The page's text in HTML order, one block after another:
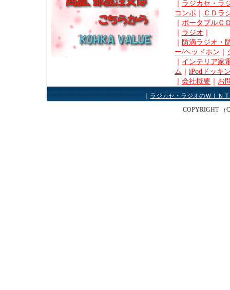
｜ ラジカセ・ラ
コンポ ｜ ＣＤラ
｜ ポータブルＣ
｜ ラジオ ｜
｜ 防滴ラジオ・
ー/ヘッドホン ｜
｜ インテリア家
ム ｜ iPodドッキ
｜ 会社概要 ｜ お
｜ラジカセ・ラジオのＷＩＮ
COPYRIGHT （